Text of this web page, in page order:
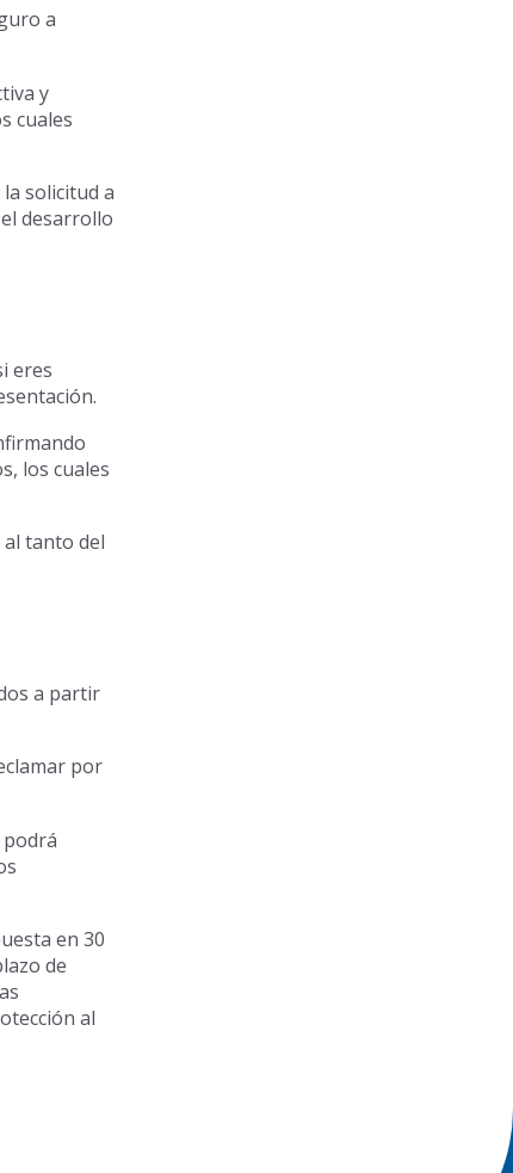
a
y
cuales
solicitud a
desarrollo
eres
los cuales
al tanto del
a partir
por
podrá
en 30
de
al